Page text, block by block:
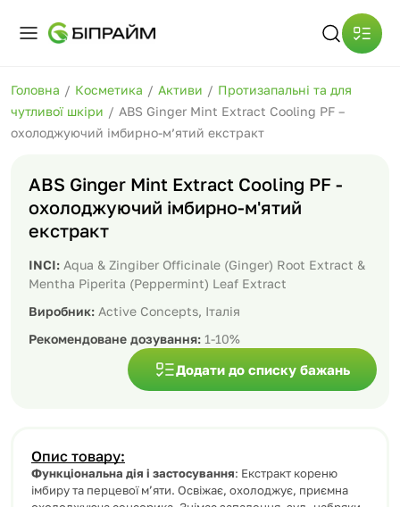
Головна / Косметика / Активи / Протизапальні та для
чутливої шкіри / ABS Ginger Mint Extract Cooling PF –
охолоджуючий імбирно-м’ятий екстракт
ABS Ginger Mint Extract Cooling PF -
охолоджуючий імбирно-м'ятий
екстракт
INCI: Aqua & Zingiber Officinale (Ginger) Root Extract &
Mentha Piperita (Peppermint) Leaf Extract
Виробник: Active Concepts, Італія
Рекомендоване дозування: 1-10%
Додати до списку бажань
Опис товару:
Функціональна дія і застосування: Екстракт кореню
імбиру та перцевої м’яти. Освіжає, охолоджує, приємна